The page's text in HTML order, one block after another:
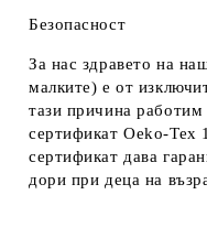
Безопасност
За нас здравето на
малките) е от
тази причина
сертификат Oeko-Tex
сертификат дава
дори при деца на